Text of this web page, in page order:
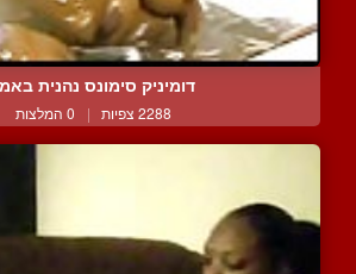
דומיניק סימונס נהנית
2288 צפיות | 0 המלצות